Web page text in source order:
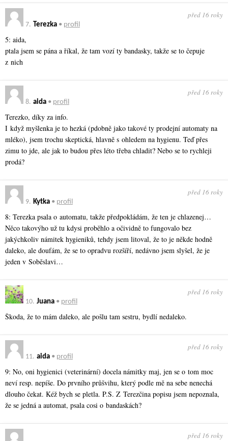
7. Terezka • profil
před 16 roky
5: aida,
ptala jsem se pána a říkal, že tam vozí ty bandasky, takže se to čepuje
z nich
8. aida • profil
před 16 roky
Terezko, díky za info.
I když myšlenka je to hezká (pdobně jako takové ty prodejní automaty na
mléko), jsem trochu skeptická, hlavně s ohledem na hygienu. Teď přes
zimu to jde, ale jak to budou přes léto třeba chladit? Nebo se to rychleji
prodá?
9. Kytka • profil
před 16 roky
8: Terezka psala o automatu, takže předpokládám, že ten je chlazenej…
Něco takovýho už tu kdysi proběhlo a očividně to fungovalo bez
jakýchkoliv námitek hygieniků, tehdy jsem litoval, že to je někde hodně
daleko, ale doufám, že se to opradvu rozšíří, nedávno jsem slyšel, že je
jeden v Soběslavi…
10. Juana • profil
před 16 roky
Škoda, že to mám daleko, ale pošlu tam sestru, bydlí nedaleko.
11. aida • profil
před 16 roky
9: No, oni hygienici (veterinární) docela námitky maj, jen se o tom moc
neví resp. nepíše. Do prvního průšvihu, který podle mě na sebe nenechá
dlouho čekat. Kéž bych se pletla. P.S. Z Terezčina popisu jsem nepoznala,
že se jedná a automat, psala cosi o bandaskách?
před 16 roky